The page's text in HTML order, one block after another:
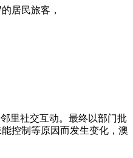
居民旅客，
里社交互动。最终以部门批
控制等原因而发生变化，澳